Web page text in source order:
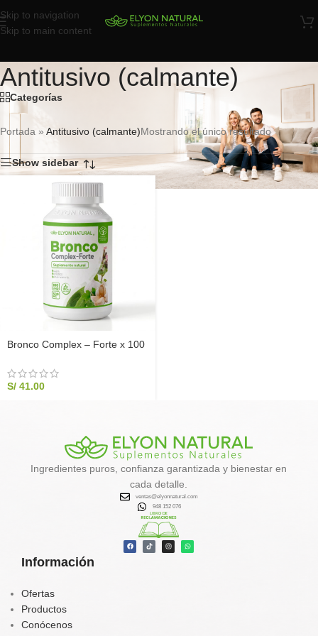
Skip to navigation
Skip to main content
Antitusivo (calmante)
Categorías
Portada » Antitusivo (calmante)Mostrando el único resultado
Show sidebar
Bronco Complex – Forte x 100
S/ 41.00
Información
Ofertas
Productos
Conócenos
Ingredientes puros, confianza garantizada y bienestar en
cada detalle.
ventas@elyonnatural.com
948 152 076